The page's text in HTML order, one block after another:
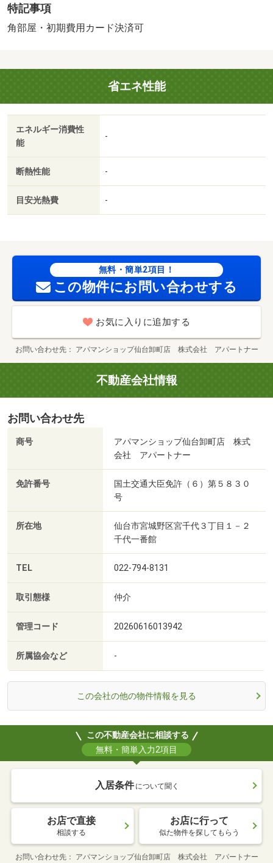
防犯が気になる方にオススメのオートロック付き物件！
４．５帖のロフト付きでお部屋を広く使えます♪・バイク置
象） 16500円/クリーニング代（課税対象） 55000円
特記事項
角部屋・初期費用カード決済可
省エネ性能
エネルギー消費性
能
-
断熱性能 -
目安光熱費 -
無料・簡単2項目！
この物件にお問い合わせする
お気に入りに追加する
お問い合わせ先 アパマンショップ仙台卸町店 株式会社 アパートナー
不動産会社情報
お問い合わせ先
商号
アパマンショップ仙台卸町店 株式
会社 アパートナー
免許番号
国土交通大臣免許（６）第５８３０
号
所在地
仙台市宮城野区宮千代３丁目１－２
千代一番館
TEL 022-794-8131
取引態様 仲介
管理コード 20260616013942
所属協会など -
この会社の他の物件情報を見る
この不動産会社に相談する
無料・簡単入力2項目
入居条件 について聞く
お店で直接
相談する
お店に行って
似た物件を探してもらう
お問い合わせ先 アパマンショップ仙台卸町店 株式会社 アパートナー